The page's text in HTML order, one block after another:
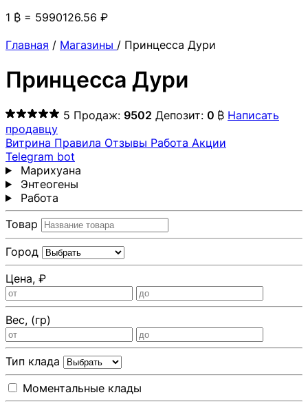
1 ₿ = 5990126.56 ₽
Главная / Магазины / Принцесса Дури
Принцесса Дури
5 Продаж: 9502 Депозит: 0 ₿ Написать
продавцу
Витрина Правила Отзывы Работа Акции
Telegram bot
Марихуана
Энтеогены
Работа
Товар
Город
Цена, ₽
Вес, (гр)
Тип клада
Моментальные клады